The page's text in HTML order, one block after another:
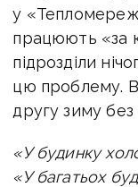
у
працюють «за
підрозділи
цю проблему.
другу зиму без
«У будинку
«У багатьох